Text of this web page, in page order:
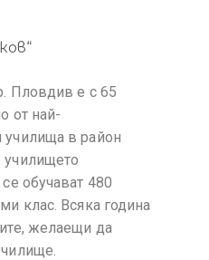
Пловдив е с 65
от най-
училища в район
обучават 480
клас. Всяка година
желаещи да